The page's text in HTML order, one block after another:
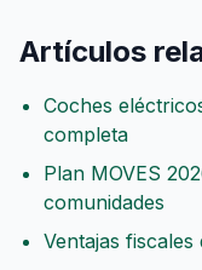
Artículos
Coches
completa
Plan MOVES
comunidades
Ventajas